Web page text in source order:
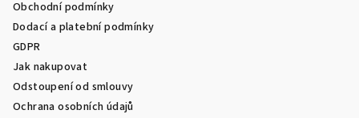
Obchodní podmínky
Dodací a platební podmínky
GDPR
Jak nakupovat
Odstoupení od smlouvy
Ochrana osobních údajů